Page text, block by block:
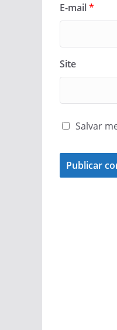
E-mail*
Site
Salvar